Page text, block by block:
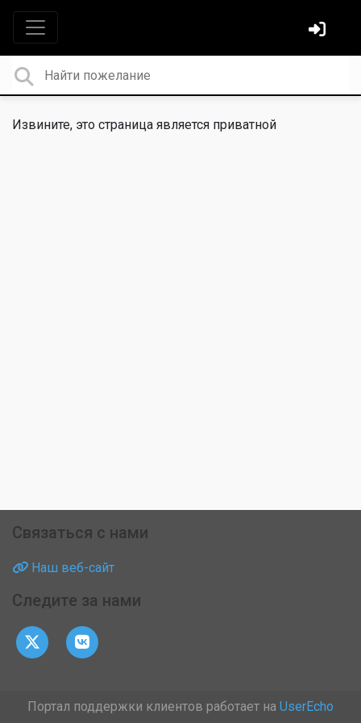
Извините, это страница является приватной
Связаться с нами
Наш веб-сайт
Следите за нами
Портал поддержки клиентов работает на UserEcho